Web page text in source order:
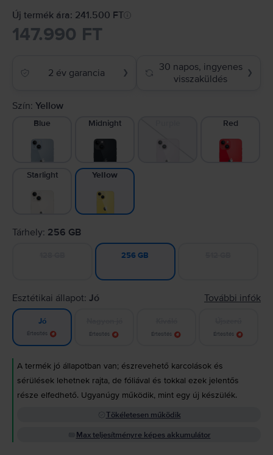
Új termék ára: 241.500 FT
147.990 FT
2 év garancia ❯
30 napos, ingyenes
visszaküldés
❯
Szín: Yellow
Blue Midnight Red
Starlight Yellow
Tárhely: 256 GB
256 GB
Esztétikai állapot: Jó További infók
Jó
Értesítés Értesítés Értesítés Értesítés
A termék jó állapotban van; észrevehető karcolások és
sérülések lehetnek rajta, de fóliával és tokkal ezek jelentős
része elfedhető. Ugyanúgy működik, mint egy új készülék.
Tökéletesen működik
Max teljesítményre képes akkumulátor